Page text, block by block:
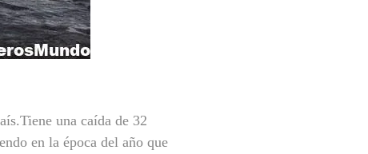
una caída de 32
en la época del año que